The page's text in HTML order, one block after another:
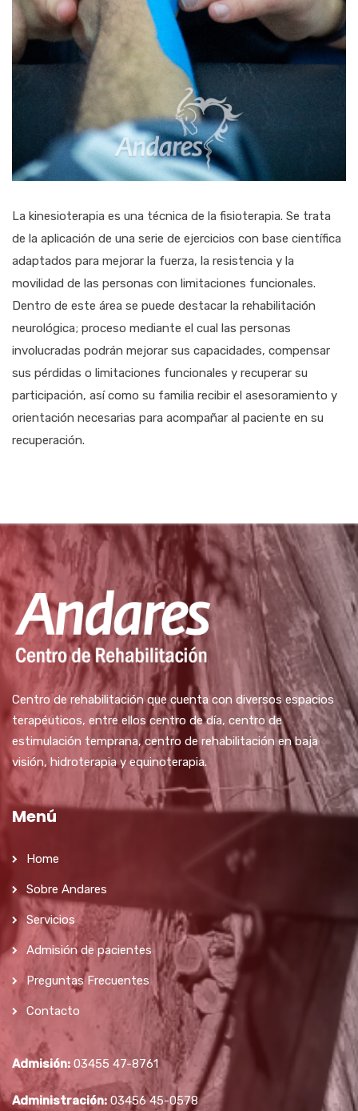
La kinesioterapia es una técnica de la fisioterapia. Se trata
de la aplicación de una serie de ejercicios con base científica
adaptados para mejorar la fuerza, la resistencia y la
movilidad de las personas con limitaciones funcionales.
Dentro de este área se puede destacar la rehabilitación
neurológica; proceso mediante el cual las personas
involucradas podrán mejorar sus capacidades, compensar
sus pérdidas o limitaciones funcionales y recuperar su
participación, así como su familia recibir el asesoramiento y
orientación necesarias para acompañar al paciente en su
recuperación.
Centro de rehabilitación que cuenta con diversos espacios
terapéuticos, entre ellos centro de día, centro de
estimulación temprana, centro de rehabilitación en baja
visión, hidroterapia y equinoterapia.
Menú
Home
Sobre Andares
Servicios
Admisión de pacientes
Preguntas Frecuentes
Contacto
Admisión: 03455 47-8761
Administración: 03456 45-0578